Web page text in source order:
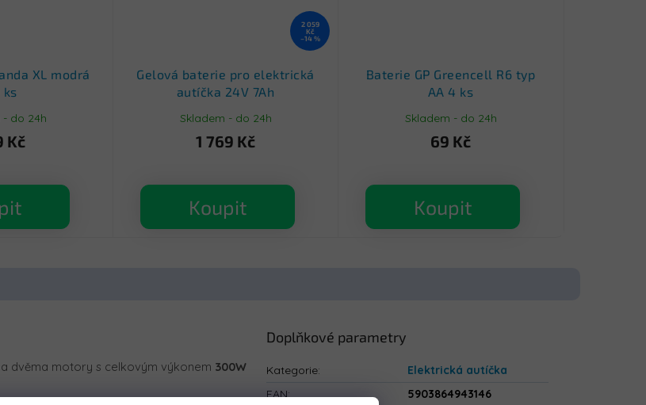
XL modrá
ks
- do 24h
Kč
2 059
Kč
–14 %
Gelová baterie pro elektrická
autíčka 24V 7Ah
Skladem - do 24h
1 769 Kč
Koupit
Baterie GP Greencell R6 typ
AA 4 ks
Skladem - do 24h
69 Kč
Koupit
a dvěma motory s celkovým výkonem 300W
Doplňkové parametry
Kategorie:
Elektrická autíčka
EAN:
5903864943146